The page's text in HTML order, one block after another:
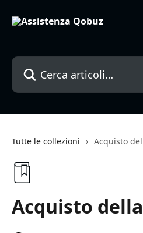
Cerca articoli…
Tutte le collezioni Acquisto
Acquisto